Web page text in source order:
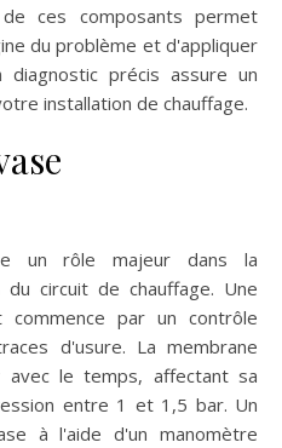
ces composants permet
du problème et d'appliquer
précis assure un
installation de chauffage.
un rôle majeur dans la
circuit de chauffage. Une
par un contrôle
d'usure. La membrane
le temps, affectant sa
entre 1 et 1,5 bar. Un
à l'aide d'un manomètre